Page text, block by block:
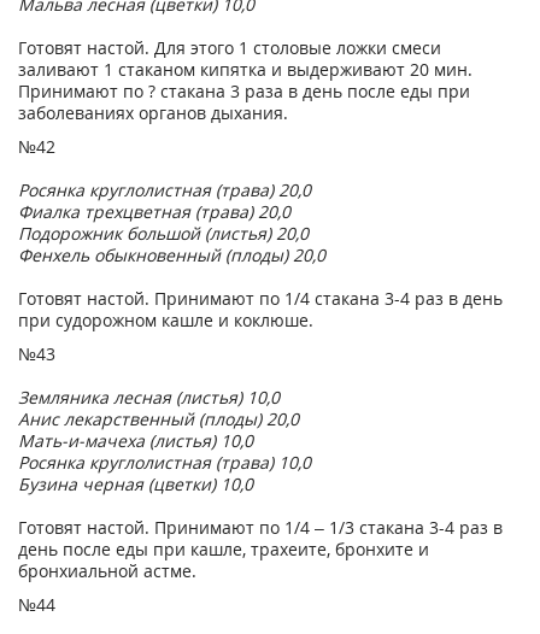
Готовят настой. Для этого 1 столовые ложки смеси
заливают 1 стаканом кипятка и выдерживают 20 мин.
Принимают по ? стакана 3 раза в день после еды при
заболеваниях органов дыхания.
№42
Росянка круглолистная (трава) 20,0
Фиалка трехцветная (трава) 20,0
Подорожник большой (листья) 20,0
Фенхель обыкновенный (плоды) 20,0
Готовят настой. Принимают по 1/4 стакана 3-4 раз в день
при судорожном кашле и коклюше.
№43
Земляника лесная (листья) 10,0
Анис лекарственный (плоды) 20,0
Мать-и-мачеха (листья) 10,0
Росянка круглолистная (трава) 10,0
Бузина черная (цветки) 10,0
Готовят настой. Принимают по 1/4 – 1/3 стакана 3-4 раз в
день после еды при кашле, трахеите, бронхите и
бронхиальной астме.
№44